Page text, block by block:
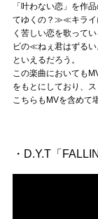
「叶わない恋」を作
てゆくの？≫≪キライ
く苦しい恋を歌って
ビの≪ねぇ君はずる
といえるだろう。
この楽曲においても
をもとにしており、
こちらもMVを含めて
・D.Y.T「